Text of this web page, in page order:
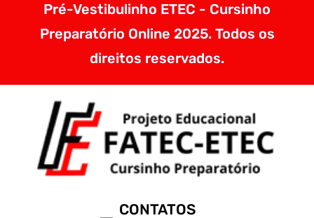
Pré-Vestibulinho ETEC - Cursinho
Preparatório Online 2025. Todos os
direitos reservados.
CONTATOS